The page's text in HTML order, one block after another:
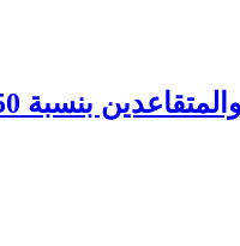
بنسبة 50 بالمئة